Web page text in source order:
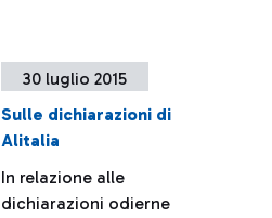
30 luglio 2015
Sulle dichiarazioni di
Alitalia
In relazione alle
dichiarazioni odierne